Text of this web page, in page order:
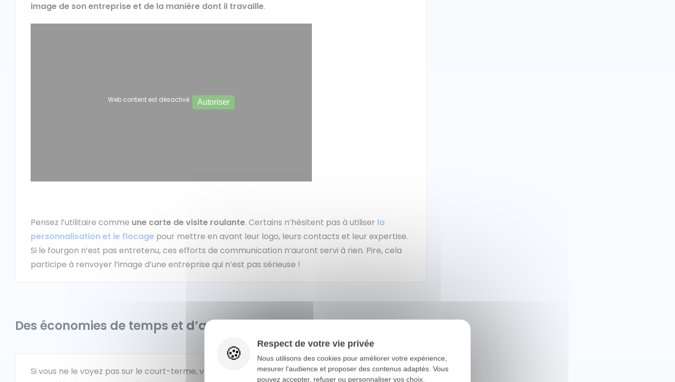
image de son entreprise et de la manière dont il travaille.
Web content est désactivé. Autoriser
Pensez l’utilitaire comme une carte de visite roulante. Certains n’hésitent pas à utiliser la
personnalisation et le flocage pour mettre en avant leur logo, leurs contacts et leur expertise.
Si le fourgon n’est pas entretenu, ces efforts de communication n’auront servi à rien. Pire, cela
participe à renvoyer l’image d’une entreprise qui n’est pas sérieuse !
Des économies de temps et d’argent
Si vous ne le voyez pas sur le court-terme, vous le réaliserez que sur le long terme,l’entretien
Respect de votre vie privée
Nous utilisons des cookies pour améliorer votre expérience,
mesurer l'audience et proposer des contenus adaptés. Vous
pouvez accepter, refuser ou personnaliser vos choix.